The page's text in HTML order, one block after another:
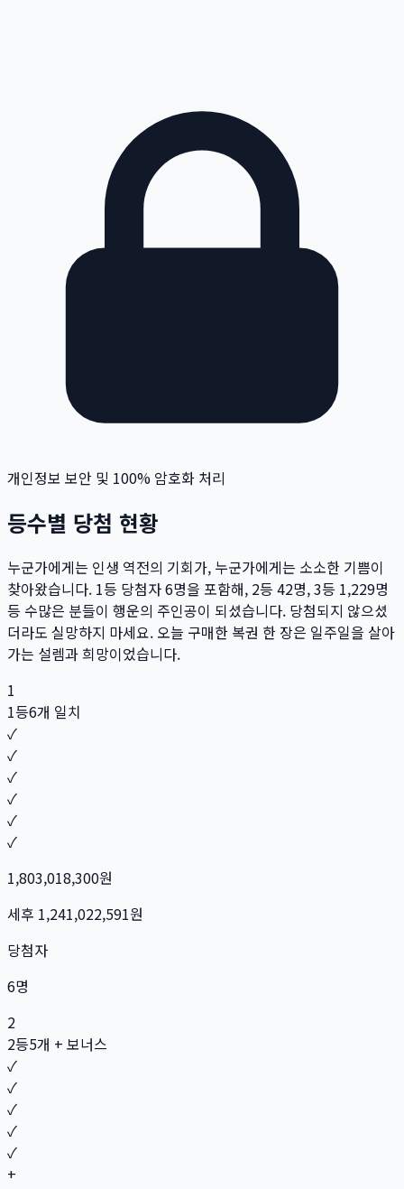
개인정보 보안 및 100% 암호화 처리
등수별 당첨 현황
누군가에게는 인생 역전의 기회가, 누군가에게는 소소한 기쁨이
찾아왔습니다. 1등 당첨자6명을 포함해, 2등 42명, 3등 1,229명
등 수많은 분들이 행운의 주인공이 되셨습니다. 당첨되지 않으셨
더라도 실망하지 마세요. 오늘 구매한 복권 한 장은 일주일을 살아
가는 설렘과 희망이었습니다.
1
1등6개 일치
✓
✓
✓
✓
✓
✓
1,803,018,300원
세후 1,241,022,591원
당첨자
6명
2
2등5개 + 보너스
✓
✓
✓
✓
✓
+